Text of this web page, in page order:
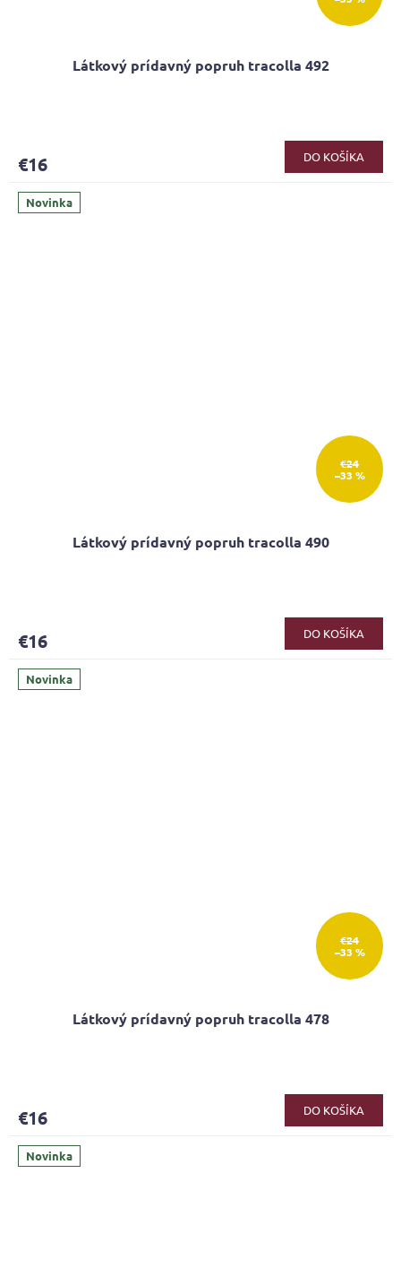
Látkový prídavný popruh tracolla 492
je
5
€16 DO KOŠÍKA
Novinka
€24
–33 %
Látkový prídavný popruh tracolla 490
€16 DO KOŠÍKA
Novinka
€24
–33 %
Látkový prídavný popruh tracolla 478
€16 DO KOŠÍKA
Novinka